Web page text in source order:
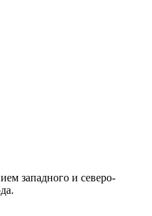
западного и северо-